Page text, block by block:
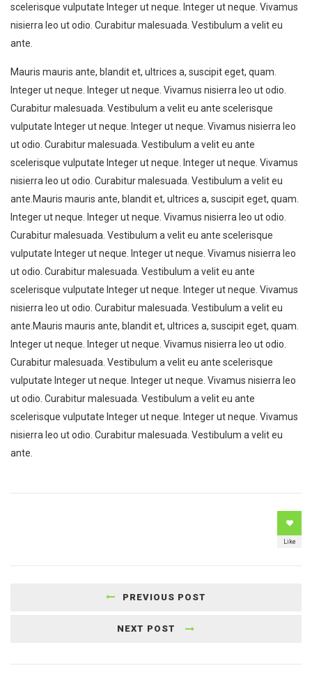
scelerisque vulputate Integer ut neque. Integer ut neque. Vivamus
nisierra leo ut odio. Curabitur malesuada. Vestibulum a velit eu
ante.
Mauris mauris ante, blandit et, ultrices a, suscipit eget, quam.
Integer ut neque. Integer ut neque. Vivamus nisierra leo ut odio.
Curabitur malesuada. Vestibulum a velit eu ante scelerisque
vulputate Integer ut neque. Integer ut neque. Vivamus nisierra leo
ut odio. Curabitur malesuada. Vestibulum a velit eu ante
scelerisque vulputate Integer ut neque. Integer ut neque. Vivamus
nisierra leo ut odio. Curabitur malesuada. Vestibulum a velit eu
ante.Mauris mauris ante, blandit et, ultrices a, suscipit eget, quam.
Integer ut neque. Integer ut neque. Vivamus nisierra leo ut odio.
Curabitur malesuada. Vestibulum a velit eu ante scelerisque
vulputate Integer ut neque. Integer ut neque. Vivamus nisierra leo
ut odio. Curabitur malesuada. Vestibulum a velit eu ante
scelerisque vulputate Integer ut neque. Integer ut neque. Vivamus
nisierra leo ut odio. Curabitur malesuada. Vestibulum a velit eu
ante.Mauris mauris ante, blandit et, ultrices a, suscipit eget, quam.
Integer ut neque. Integer ut neque. Vivamus nisierra leo ut odio.
Curabitur malesuada. Vestibulum a velit eu ante scelerisque
vulputate Integer ut neque. Integer ut neque. Vivamus nisierra leo
ut odio. Curabitur malesuada. Vestibulum a velit eu ante
scelerisque vulputate Integer ut neque. Integer ut neque. Vivamus
nisierra leo ut odio. Curabitur malesuada. Vestibulum a velit eu
ante.
Like
PREVIOUS POST
NEXT POST